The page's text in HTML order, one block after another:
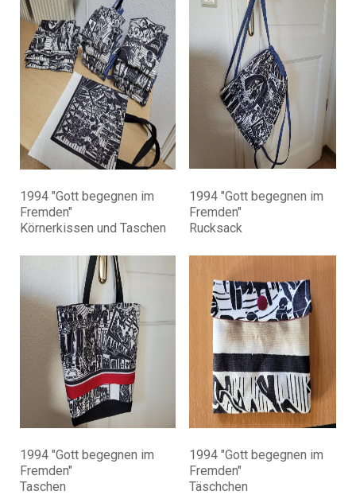
1994 "Gott begegnen im
Fremden"
Körnerkissen und Taschen
1994 "Gott begegnen im
Fremden"
Rucksack
1994 "Gott begegnen im
Fremden"
Taschen
1994 "Gott begegnen im
Fremden"
Täschchen